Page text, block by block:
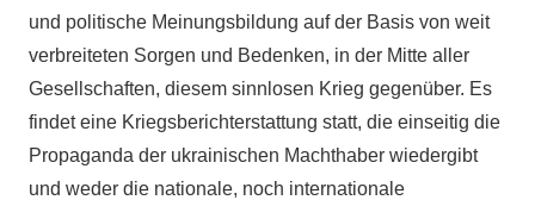
und politische Meinungsbildung auf der Basis von weit
verbreiteten Sorgen und Bedenken, in der Mitte aller
Gesellschaften, diesem sinnlosen Krieg gegenüber. Es
findet eine Kriegsberichterstattung statt, die einseitig die
Propaganda der ukrainischen Machthaber wiedergibt
und weder die nationale, noch internationale